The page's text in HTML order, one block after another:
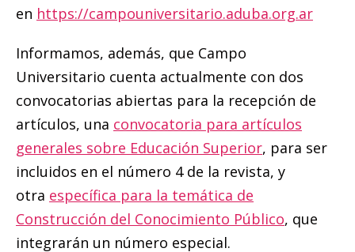
en https://campouniversitario.aduba.org.ar
Informamos, además, que Campo
Universitario cuenta actualmente con dos
convocatorias abiertas para la recepción de
artículos, una convocatoria para artículos
generales sobre Educación Superior, para ser
incluidos en el número 4 de la revista, y
otra específica para la temática de
Construcción del Conocimiento Público, que
integrarán un número especial.